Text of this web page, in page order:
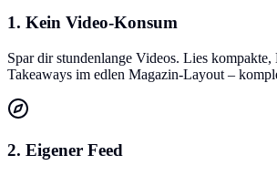
1. Kein Video-Konsum
Spar dir stundenlange Videos. Lies
Takeaways im edlen Magazin-Layout –
2. Eigener Feed